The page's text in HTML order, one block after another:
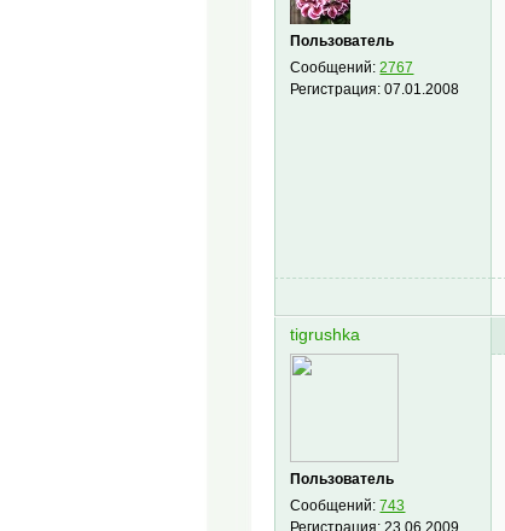
Пользователь
Сообщений:2767
Регистрация:07.01.2008
tigrushka
Пользователь
Сообщений:743
Регистрация:23.06.2009